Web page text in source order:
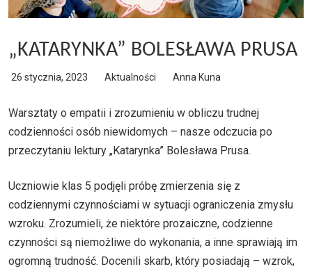
„KATARYNKA” BOLESŁAWA PRUSA
26 stycznia, 2023 Aktualności Anna Kuna
Warsztaty o empatii i zrozumieniu w obliczu trudnej
codzienności osób niewidomych – nasze odczucia po
przeczytaniu lektury „Katarynka” Bolesława Prusa.
Uczniowie klas 5 podjęli próbę zmierzenia się z
codziennymi czynnościami w sytuacji ograniczenia zmysłu
wzroku. Zrozumieli, że niektóre prozaiczne, codzienne
czynności są niemożliwe do wykonania, a inne sprawiają im
ogromną trudność. Docenili skarb, który posiadają – wzrok,